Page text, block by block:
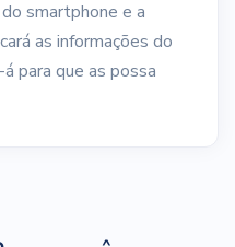
smartphone e a
as informações do
para que as possa